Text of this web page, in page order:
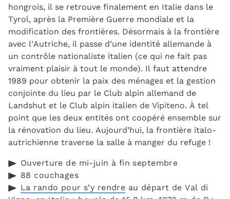
hongrois, il se retrouve finalement en Italie dans le
Tyrol, après la Première Guerre mondiale et la
modification des frontières. Désormais à la frontière
avec l’Autriche, il passe d’une identité allemande à
un contrôle nationaliste italien (ce qui ne fait pas
vraiment plaisir à tout le monde). Il faut attendre
1989 pour obtenir la paix des ménages et la gestion
conjointe du lieu par le Club alpin allemand de
Landshut et le Club alpin italien de Vipiteno. À tel
point que les deux entités ont coopéré ensemble sur
la rénovation du lieu. Aujourd’hui, la frontière italo-
autrichienne traverse la salle à manger du refuge !
Ouverture de mi-juin à fin septembre
88 couchages
La rando pour s’y rendre au départ de Val di